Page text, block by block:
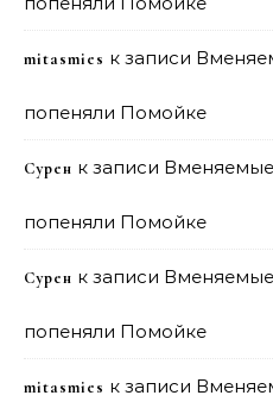
mitasmies к записи
попеняли Помойке
Сурен к записи
попеняли Помойке
Сурен к записи
попеняли Помойке
mitasmies к записи